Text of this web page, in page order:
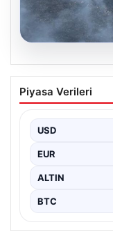
Tunceli’de
sıçramadan
arasında bulunan
belirlenemeyen
Piyasa Verileri
USD
EUR
ALTIN
BTC